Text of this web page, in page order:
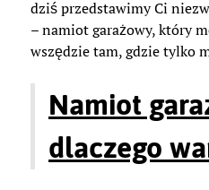
dziś przedstawimy Ci
– namiot garażowy, który
wszędzie tam, gdzie tylko
Namiot
dlaczego